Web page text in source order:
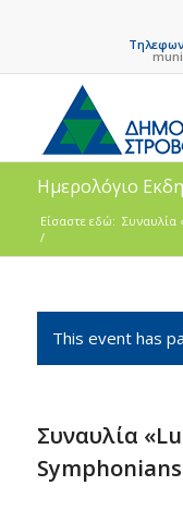
Ημερολόγιο
Είσαστε εδώ: Συναυλία
/
This event has
Συναυλία